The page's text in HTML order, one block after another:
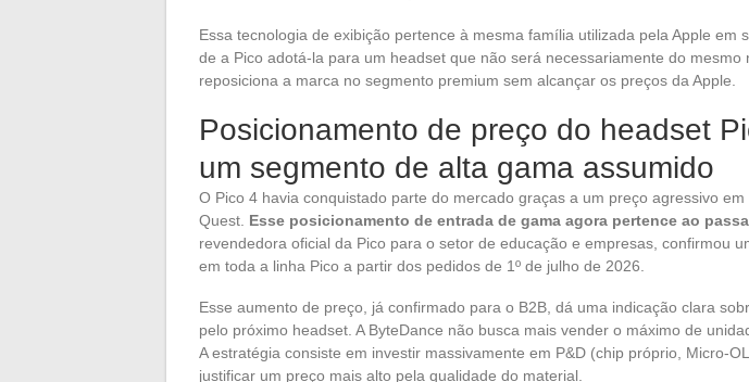
Essa tecnologia de exibição pertence à mesma família utilizada pela Apple em
de a Pico adotá-la para um headset que não será necessariamente do mesmo
reposiciona a marca no segmento premium sem alcançar os preços da Apple.
Posicionamento de preço do headset
um segmento de alta gama assumido
O Pico 4 havia conquistado parte do mercado graças a um preço agressivo
Quest. Esse posicionamento de entrada de gama agora pertence ao
revendedora oficial da Pico para o setor de educação e empresas, confirmou
em toda a linha Pico a partir dos pedidos de 1º de julho de 2026.
Esse aumento de preço, já confirmado para o B2B, dá uma indicação clara
pelo próximo headset. A ByteDance não busca mais vender o máximo de
A estratégia consiste em investir massivamente em P&D (chip próprio, Micro-
justificar um preço mais alto pela qualidade do material.